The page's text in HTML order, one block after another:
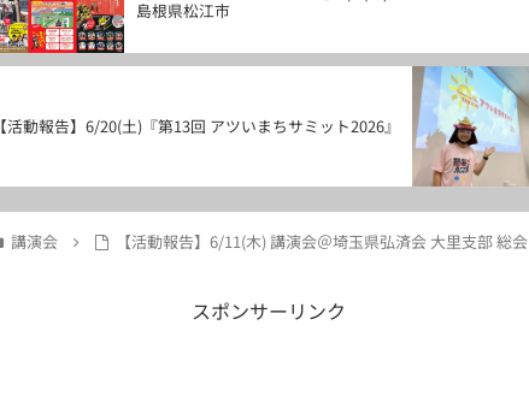
島根県松江市
【活動報告】6/20(土)『第13回 アツいまちサミット2026』
講演会 【活動報告】6/11(木) 講演会＠埼玉県弘済会 大里支部 総会
スポンサーリンク